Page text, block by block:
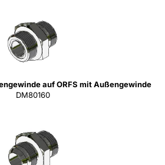
auf ORFS mit Außengewinde
DM80160